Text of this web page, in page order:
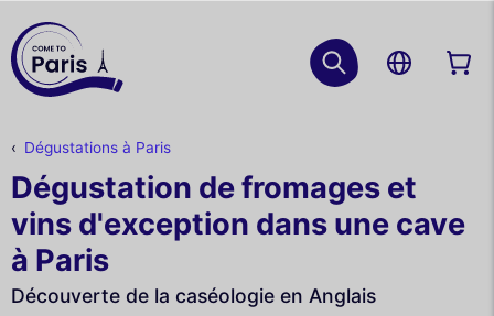
Dégustations à Paris
Dégustation de fromages et
vins d'exception dans une cave
à Paris
Découverte de la caséologie en Anglais